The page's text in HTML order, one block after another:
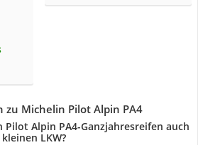
Michelin Pilot Alpin PA4
Pilot Alpin PA4-Ganzjahresreifen auch
LKW?